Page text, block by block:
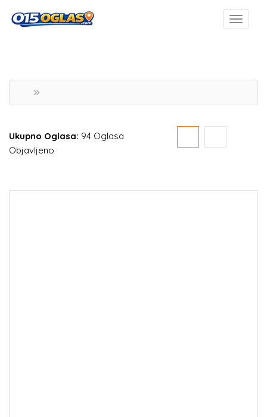
Ukupno Oglasa: 94 Oglasa
Objavljeno